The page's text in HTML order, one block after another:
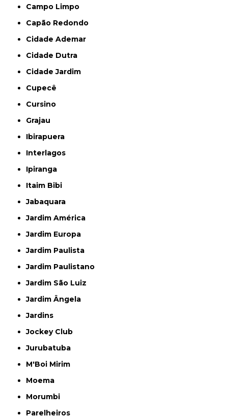
Campo Limpo
Capão Redondo
Cidade Ademar
Cidade Dutra
Cidade Jardim
Cupecê
Cursino
Grajau
Ibirapuera
Interlagos
Ipiranga
Itaim Bibi
Jabaquara
Jardim América
Jardim Europa
Jardim Paulista
Jardim Paulistano
Jardim São Luiz
Jardim Ângela
Jardins
Jockey Club
Jurubatuba
M'Boi Mirim
Moema
Morumbi
Parelheiros